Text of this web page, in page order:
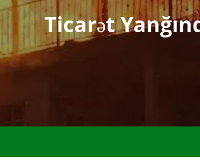
Ticarət